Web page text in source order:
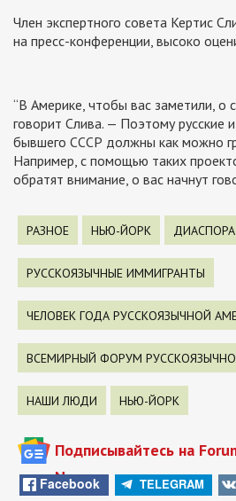
Член экспертного совета Кертис
на пресс-конференции, высоко
“В Америке, чтобы вас заметили, о
говорит Слива. — Поэтому русские
бывшего СССР должны как можно
Например, с помощью таких
обратят внимание, о вас начнут
РАЗНОЕ НЬЮ-ЙОРК ДИАСПОРА
РУССКОЯЗЫЧНЫЕ ИММИГРАНТЫ
ЧЕЛОВЕК ГОДА РУССКОЯЗЫЧНОЙ
ВСЕМИРНЫЙ ФОРУМ
НАШИ ЛЮДИ НЬЮ-ЙОРК
Подписывайтесь на
News
Facebook TELEGRAM